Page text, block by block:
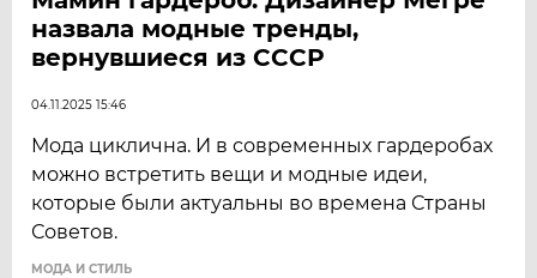
назвала модные тренды,
вернувшиеся из СССР
04.11.2025 15:46
Мода циклична. И в современных гардеробах
можно встретить вещи и модные идеи,
которые были актуальны во времена Страны
Советов.
МОДА И СТИЛЬ